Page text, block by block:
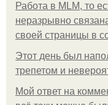
Работа в MLM, то
неразрывно
своей страницы в
Этот день был
трепетом и
Мой ответ на